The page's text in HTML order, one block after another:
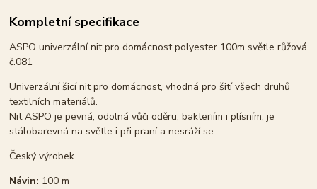
Kompletní specifikace
ASPO univerzální nit pro domácnost polyester 100m světle růžová
č.081
Univerzální šicí nit pro domácnost, vhodná pro šití všech druhů
textilních materiálů.
Nit ASPO je pevná, odolná vůči oděru, bakteriím i plísním, je
stálobarevná na světle i při praní a nesráží se.
Český výrobek
Návin: 100 m